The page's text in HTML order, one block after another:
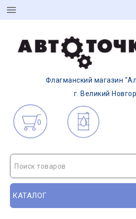
Флагманский магазин
г. Великий
0
Поиск товаров
КАТАЛОГ